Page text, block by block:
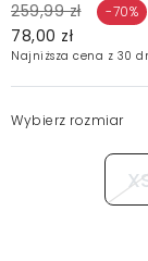
259,99 zł -70%
78,00 zł
Najniższa cena z 30
Wybierz rozmiar